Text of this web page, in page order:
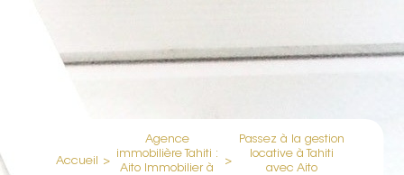
Accueil >
Agence
immobilière Tahiti :
Aito Immobilier à
>
Passez à la gestion
locative à Tahiti
avec Aito